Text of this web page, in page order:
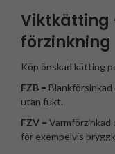
Viktkätting
förzinkning
Köp önskad kätting
FZB =
utan fukt.
FZV =
för exempelvis